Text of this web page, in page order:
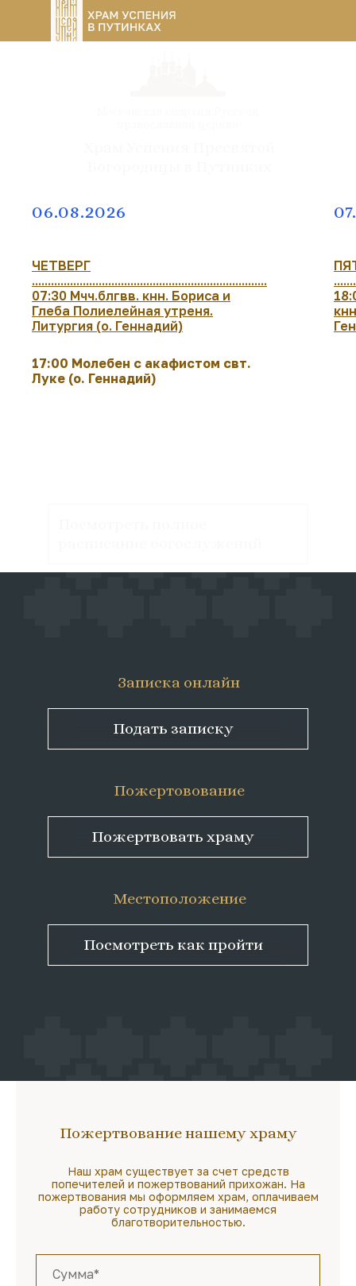
06.08.2026
ЧЕТВЕРГ
..........................................................................
07:30 Мчч.блгвв. кнн. Бориса и
Глеба Полиелейная утреня.
Литургия (о. Геннадий)
17:00 Молебен с акафистом свт.
Луке (о. Геннадий)
Посмотреть как пройти
Пожертвовать храму
Подать записку
Местоположение
Пожертовование
Записка онлайн
Пожертвование нашему храму
Наш храм существует за счет средств
попечителей и пожертвований прихожан. На
пожертвования мы оформляем храм, оплачиваем
работу сотрудников и занимаемся
благотворительностью.